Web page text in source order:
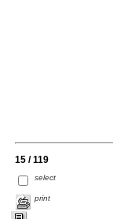
15 / 119
select
print